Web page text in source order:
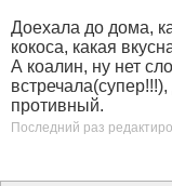
Доехала до дома,
кокоса, какая
А коалин, ну нет
противный.
Последний раз